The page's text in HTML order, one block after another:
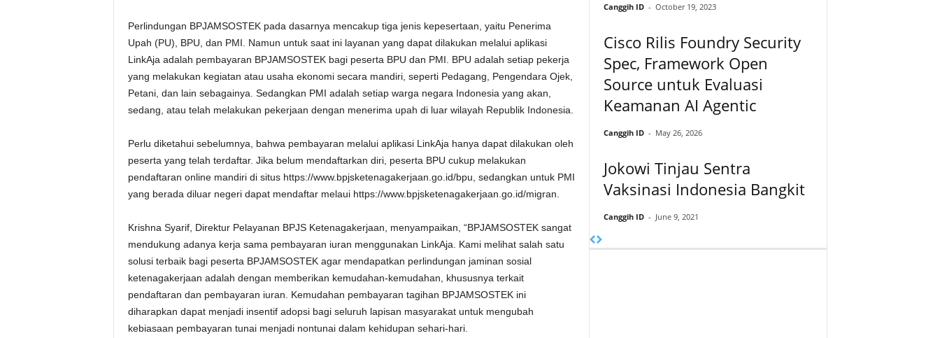
Perlindungan BPJAMSOSTEK pada dasarnya mencakup tiga jenis kepesertaan, yaitu Penerima
Upah (PU), BPU, dan PMI. Namun untuk saat ini layanan yang dapat dilakukan melalui aplikasi
LinkAja adalah pembayaran BPJAMSOSTEK bagi peserta BPU dan PMI. BPU adalah setiap pekerja
yang melakukan kegiatan atau usaha ekonomi secara mandiri, seperti Pedagang, Pengendara Ojek,
Petani, dan lain sebagainya. Sedangkan PMI adalah setiap warga negara Indonesia yang akan,
sedang, atau telah melakukan pekerjaan dengan menerima upah di luar wilayah Republik Indonesia.
Perlu diketahui sebelumnya, bahwa pembayaran melalui aplikasi LinkAja hanya dapat dilakukan oleh
peserta yang telah terdaftar. Jika belum mendaftarkan diri, peserta BPU cukup melakukan
pendaftaran online mandiri di situs https://www.bpjsketenagakerjaan.go.id/bpu, sedangkan untuk PMI
yang berada diluar negeri dapat mendaftar melaui https://www.bpjsketenagakerjaan.go.id/migran.
Krishna Syarif, Direktur Pelayanan BPJS Ketenagakerjaan, menyampaikan, “BPJAMSOSTEK sangat
mendukung adanya kerja sama pembayaran iuran menggunakan LinkAja. Kami melihat salah satu
solusi terbaik bagi peserta BPJAMSOSTEK agar mendapatkan perlindungan jaminan sosial
ketenagakerjaan adalah dengan memberikan kemudahan-kemudahan, khususnya terkait
pendaftaran dan pembayaran iuran. Kemudahan pembayaran tagihan BPJAMSOSTEK ini
diharapkan dapat menjadi insentif adopsi bagi seluruh lapisan masyarakat untuk mengubah
kebiasaan pembayaran tunai menjadi nontunai dalam kehidupan sehari-hari.
Canggih ID - October 19, 2023
Cisco Rilis Foundry Security
Spec, Framework Open
Source untuk Evaluasi
Keamanan AI Agentic
Canggih ID - May 26, 2026
Jokowi Tinjau Sentra
Vaksinasi Indonesia Bangkit
Canggih ID - June 9, 2021